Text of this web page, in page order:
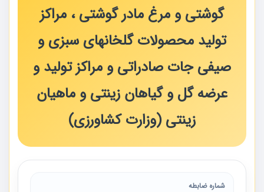
گوشتی و مرغ مادر گوشتی ، مراکز
تولید محصولات گلخانهای سبزی و
صیفی جات صادراتی و مراکز تولید و
عرضه گل و گیاهان زینتی و ماهیان
زینتی (وزارت کشاورزی)
شماره ضابطه